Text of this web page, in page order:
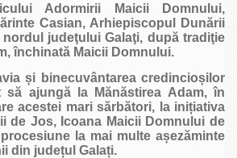
Adormirii Maicii Domnului,
Casian, Arhiepiscopul Dunării
judeţului Galaţi, după tradiţie
închinată Maicii Domnului.
și binecuvântarea credincioșilor
ajungă la Mănăstirea Adam, în
acestei mari sărbători, la inițiativa
de Jos, Icoana Maicii Domnului de
la mai multe așezăminte
din județul Galați.